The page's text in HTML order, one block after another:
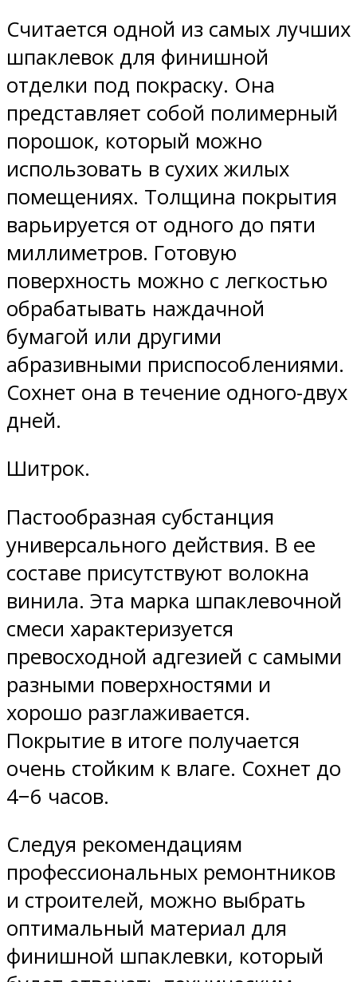
Считается одной из самых лучших
шпаклевок для финишной
отделки под покраску. Она
представляет собой полимерный
порошок, который можно
использовать в сухих жилых
помещениях. Толщина покрытия
варьируется от одного до пяти
миллиметров. Готовую
поверхность можно с легкостью
обрабатывать наждачной
бумагой или другими
абразивными приспособлениями.
Сохнет она в течение одного-двух
дней.
Шитрок.
Пастообразная субстанция
универсального действия. В ее
составе присутствуют волокна
винила. Эта марка шпаклевочной
смеси характеризуется
превосходной адгезией с самыми
разными поверхностями и
хорошо разглаживается.
Покрытие в итоге получается
очень стойким к влаге. Сохнет до
4−6 часов.
Следуя рекомендациям
профессиональных ремонтников
и строителей, можно выбрать
оптимальный материал для
финишной шпаклевки, который